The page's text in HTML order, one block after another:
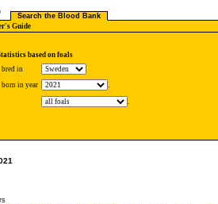
Search the Blood Bank
Guide
based on foals
in
in year .
.